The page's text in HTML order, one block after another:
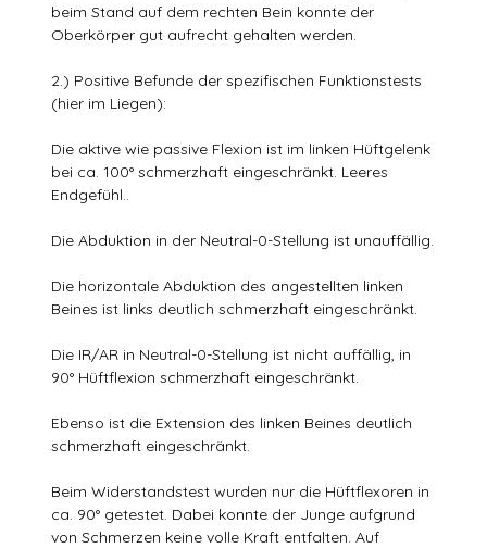
beim Stand auf dem rechten Bein konnte der
Oberkörper gut aufrecht gehalten werden.
2.) Positive Befunde der spezifischen Funktionstests
(hier im Liegen):
Die aktive wie passive Flexion ist im linken Hüftgelenk
bei ca. 100° schmerzhaft eingeschränkt. Leeres
Endgefühl..
Die Abduktion in der Neutral-0-Stellung ist unauffällig.
Die horizontale Abduktion des angestellten linken
Beines ist links deutlich schmerzhaft eingeschränkt.
Die IR/AR in Neutral-0-Stellung ist nicht auffällig, in
90° Hüftflexion schmerzhaft eingeschränkt.
Ebenso ist die Extension des linken Beines deutlich
schmerzhaft eingeschränkt.
Beim Widerstandstest wurden nur die Hüftflexoren in
ca. 90° getestet. Dabei konnte der Junge aufgrund
von Schmerzen keine volle Kraft entfalten. Auf